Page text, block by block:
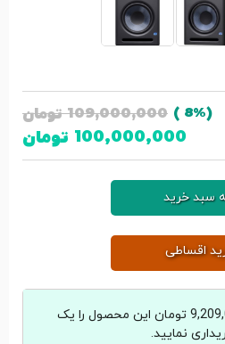
109,000,000 تومان (8% )
100,000,000 تومان
سبد خرید
اقساطی
با پرداخت ماهیانه 9,209,000 تومان این محصول را یک
نمایید.